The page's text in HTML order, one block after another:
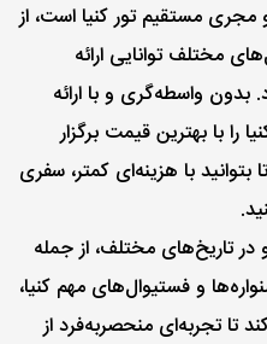
و مجری مستقیم تور کنیا است، از
مختلف توانایی ارائه
واسطه‌گری و با ارائه
را با بهترین قیمت برگزار
با هزینه‌ای کمتر، سفری
در تاریخ‌های مختلف، از جمله
و فستیوال‌های مهم کنیا،
تا تجربه‌ای منحصر‌به‌فرد از